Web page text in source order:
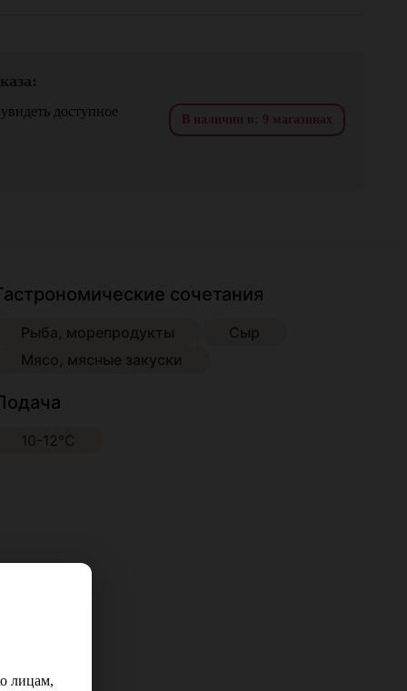
доступное
В наличии в: 9 магазинах
сочетания
Рыба, морепродукты
Сыр
Мясо, мясные закуски
10-12°С
лицам,